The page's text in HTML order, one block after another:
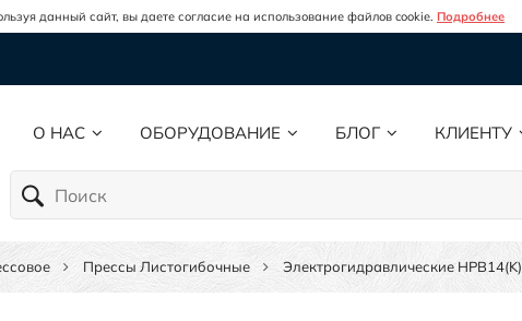
данный сайт, вы даете согласие на использование файлов cookie. Подробнее
О НАС ОБОРУДОВАНИЕ БЛОГ КЛИЕНТУ
Прессы Листогибочные Электрогидравлические HPB14(K)